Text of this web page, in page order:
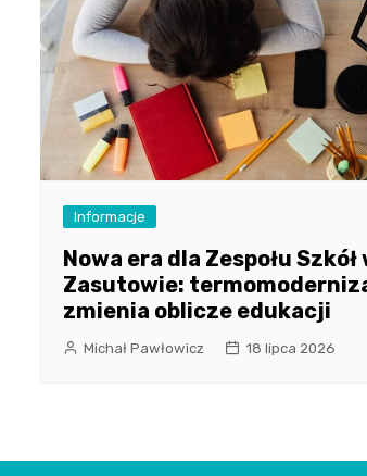
Informacje
Nowa era dla Zespołu Szkół
Zasutowie:
zmienia oblicze edukacji
Michał Pawłowicz 18 lipca 2026